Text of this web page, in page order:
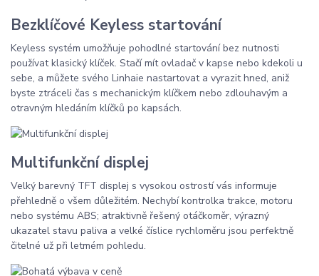
Bezklíčové Keyless startování
Keyless systém umožňuje pohodlné startování bez nutnosti
používat klasický klíček. Stačí mít ovladač v kapse nebo kdekoli u
sebe, a můžete svého Linhaie nastartovat a vyrazit hned, aniž
byste ztráceli čas s mechanickým klíčkem nebo zdlouhavým a
otravným hledáním klíčků po kapsách.
Multifunkční displej
Velký barevný TFT displej s vysokou ostrostí vás informuje
přehledně o všem důležitém. Nechybí kontrolka trakce, motoru
nebo systému ABS; atraktivně řešený otáčkoměr, výrazný
ukazatel stavu paliva a velké číslice rychloměru jsou perfektně
čitelné už při letmém pohledu.